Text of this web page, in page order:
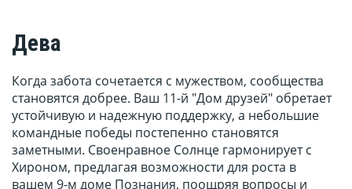
Дева
Когда забота сочетается с мужеством, сообщества
становятся добрее. Ваш 11-й "Дом друзей" обретает
устойчивую и надежную поддержку, а небольшие
командные победы постепенно становятся
заметными. Своенравное Солнце гармонирует с
Хироном, предлагая возможности для роста в
вашем 9-м доме Познания, поощряя вопросы и